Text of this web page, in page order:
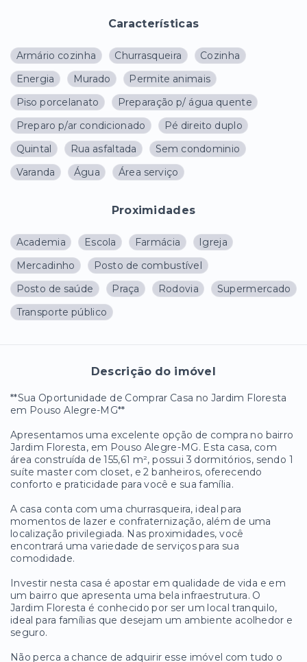
Características
Armário cozinha Churrasqueira
Cozinha
Energia
Murado
Permite animais
Piso porcelanato
Preparação p/ água quente
Preparo p/ar condicionado
Pé direito duplo
Quintal
Rua asfaltada
Sem condominio
Varanda
Água Área serviço
Proximidades
Academia Escola Farmácia
Igreja
Mercadinho
Posto de combustível
Posto de saúde
Praça Rodovia
Supermercado
Transporte público
Descrição do imóvel
**Sua Oportunidade de Comprar Casa no Jardim Floresta
em Pouso Alegre-MG**
Apresentamos uma excelente opção de compra no bairro
Jardim Floresta, em Pouso Alegre-MG. Esta casa, com
área construída de 155,61 m², possui 3 dormitórios, sendo 1
suíte master com closet, e 2 banheiros, oferecendo
conforto e praticidade para você e sua família.
A casa conta com uma churrasqueira, ideal para
momentos de lazer e confraternização, além de uma
localização privilegiada. Nas proximidades, você
encontrará uma variedade de serviços para sua
comodidade.
Investir nesta casa é apostar em qualidade de vida e em
um bairro que apresenta uma bela infraestrutura. O
Jardim Floresta é conhecido por ser um local tranquilo,
ideal para famílias que desejam um ambiente acolhedor e
seguro.
Não perca a chance de adquirir esse imóvel com tudo o